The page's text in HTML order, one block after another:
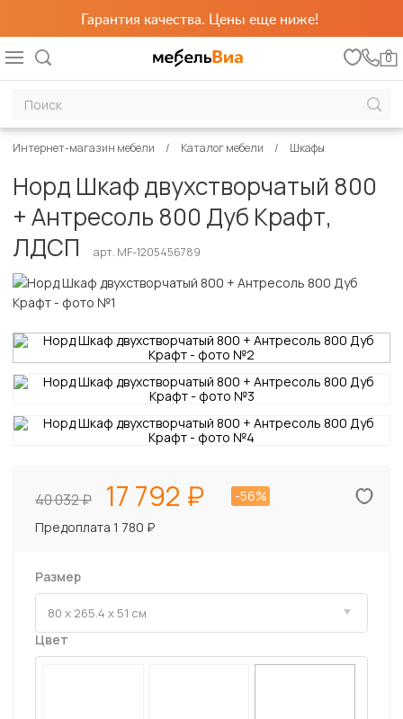
Гарантия качества. Цены еще ниже!
0
Интернет-магазин мебели Каталог мебели Шкафы
Норд Шкаф двухстворчатый 800
+ Антресоль 800 Дуб Крафт,
ЛДСП
арт. MF-1205456789
40 032 17 792
-56%
Предоплата 1 780 ₽
Размер
Цвет